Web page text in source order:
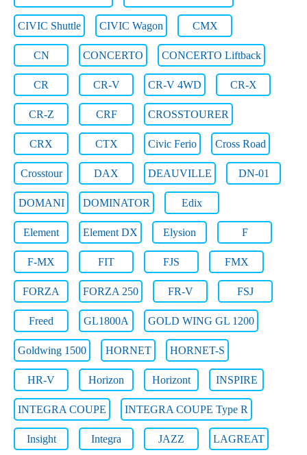
CIVIC Shuttle CIVIC Wagon CMX
CN CONCERTO CONCERTO Liftback
CR CR-V CR-V 4WD CR-X
CR-Z CRF CROSSTOURER
CRX CTX Civic Ferio Cross Road
Crosstour DAX DEAUVILLE DN-01
DOMANI DOMINATOR Edix
Element Element DX Elysion F
F-MX FIT FJS FMX
FORZA FORZA 250 FR-V FSJ
Freed GL1800A GOLD WING GL 1200
Goldwing 1500 HORNET HORNET-S
HR-V Horizon Horizont INSPIRE
INTEGRA COUPE INTEGRA COUPE Type R
Insight Integra JAZZ LAGREAT